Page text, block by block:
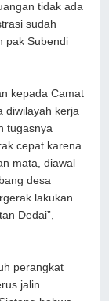
tidak ada
sudah
pak Subendi
kepada Camat
diwilayah kerja
tugasnya
cepat karena
mata, diawal
desa
lakukan
Dedai”,
perangkat
jalin